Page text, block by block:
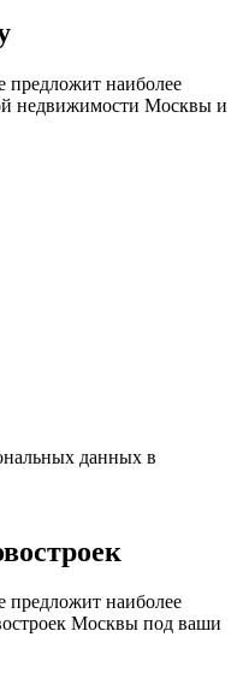
предложит наиболее
недвижимости Москвы и
данных в
предложит наиболее
Москвы под ваши